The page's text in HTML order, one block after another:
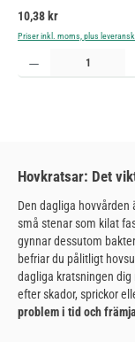
Ordinarie pris:
10,38 kr
Priser inkl. moms, plus
Produktkvantitet: Ange
Hovkratsar: Det
Den dagliga
små stenar som kilat
gynnar dessutom
befriar du pålitligt
dagliga kratsningen
efter skador, sprickor
problem i tid och